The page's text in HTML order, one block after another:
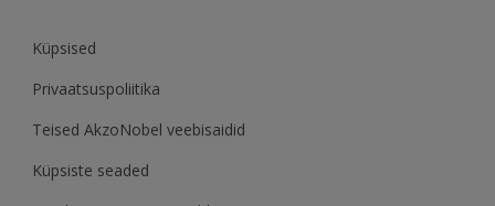
Küpsised
Privaatsuspoliitika
Teised AkzoNobel veebisaidid
Küpsiste seaded